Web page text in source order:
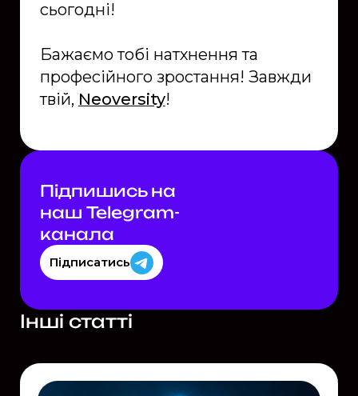
Підпишись на
наш Telegram-
каналa
Підписатись
Інші статті
сьогодні!
Бажаємо тобі натхнення та
професійного зростання! Завжди
твій, Neoversity!